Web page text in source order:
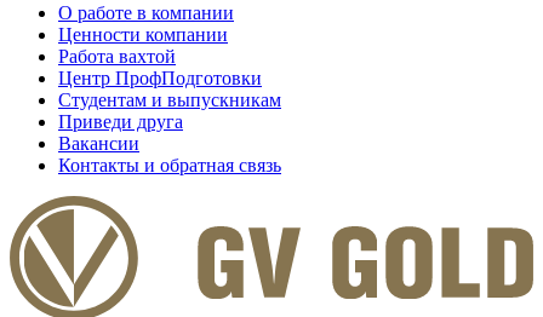
О работе в компании
Ценности компании
Работа вахтой
Центр ПрофПодготовки
Студентам и выпускникам
Приведи друга
Вакансии
Контакты и обратная связь